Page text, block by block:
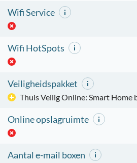
Wifi Service
Wifi HotSpots
Veiligheidspakket
Thuis Veilig Online: Smart Home
Online opslagruimte
Aantal e-mail boxen